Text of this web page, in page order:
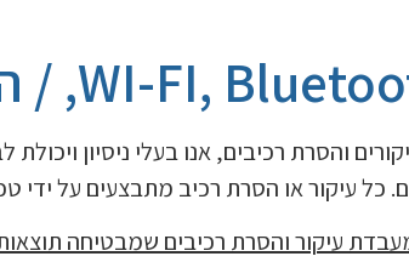
והסרת רכיבים, אנו בעלי ניסיון
עיקור והסרת רכיבים שמבטיחה